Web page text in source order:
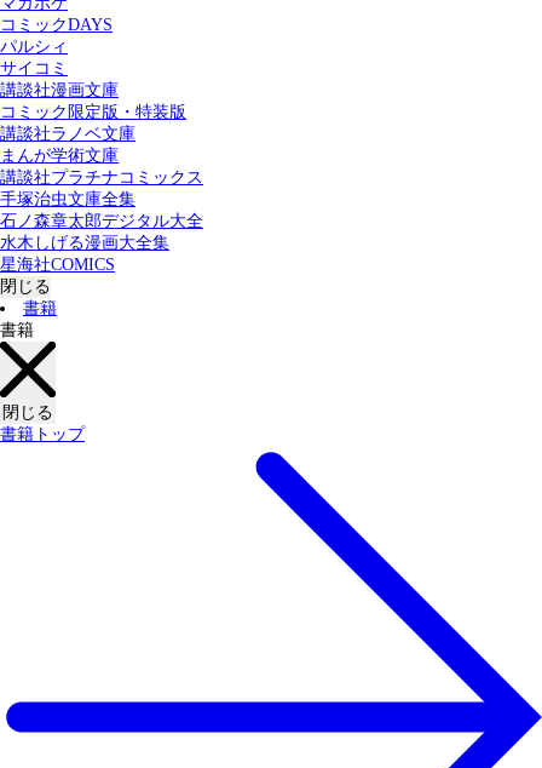
コミックDAYS
パルシィ
サイコミ
講談社漫画文庫
コミック限定版・特装版
講談社ラノベ文庫
まんが学術文庫
講談社プラチナコミックス
手塚治虫文庫全集
石ノ森章太郎デジタル大全
水木しげる漫画大全集
星海社COMICS
閉じる
書籍
書籍
閉じる
書籍トップ
カテゴリー：
すべての記事